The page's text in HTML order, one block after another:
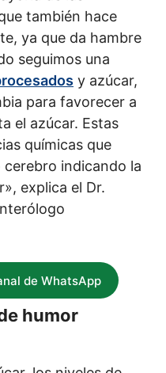
también hace
ya que da hambre
seguimos una
y azúcar,
para favorecer a
el azúcar. Estas
químicas que
cerebro indicando la
explica el Dr.
de WhatsApp
humor